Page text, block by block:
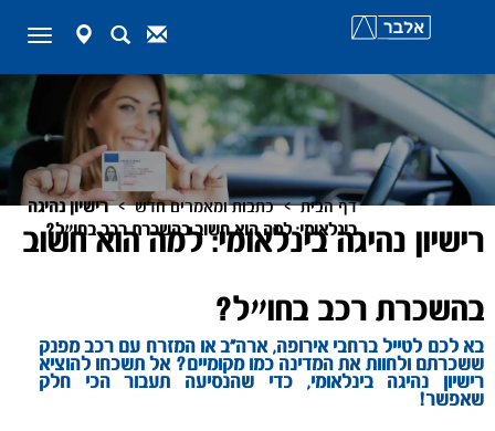
Togglemap-
marker
SearchContact
רישיון נהיגה בינלאומי: למה הוא חשוב
בהשכרת רכב בחו״ל?
דף הבית > כתבות ומאמרים חדש > רישיון נהיגה
בינלאומי: למה הוא חשוב בהשכרת רכב בחו״ל?
בא לכם לטייל ברחבי אירופה, ארה"ב או המזרח עם רכב מפנק
ששכרתם ולחוות את המדינה כמו מקומיים? אל תשכחו להוציא
רישיון נהיגה בינלאומי, כדי שהנסיעה תעבור הכי חלק
שאפשר!